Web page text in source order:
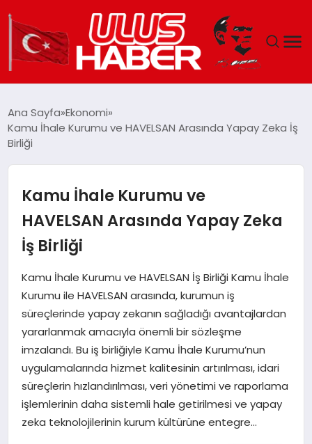
DÜNYA
TEKNOLOJI
EĞITIM
MAGAZIN
SPOR
YAŞAM
Ana Sayfa Ekonomi
Kamu İhale Kurumu ve HAVELSAN Arasında Yapay Zeka İş
Birliği
Kamu İhale Kurumu ve
HAVELSAN Arasında Yapay Zeka
İş Birliği
Kamu İhale Kurumu ve HAVELSAN İş Birliği Kamu İhale
Kurumu ile HAVELSAN arasında, kurumun iş
süreçlerinde yapay zekanın sağladığı avantajlardan
yararlanmak amacıyla önemli bir sözleşme
imzalandı. Bu iş birliğiyle Kamu İhale Kurumu’nun
uygulamalarında hizmet kalitesinin artırılması, idari
süreçlerin hızlandırılması, veri yönetimi ve raporlama
işlemlerinin daha sistemli hale getirilmesi ve yapay
zeka teknolojilerinin kurum kültürüne entegre…